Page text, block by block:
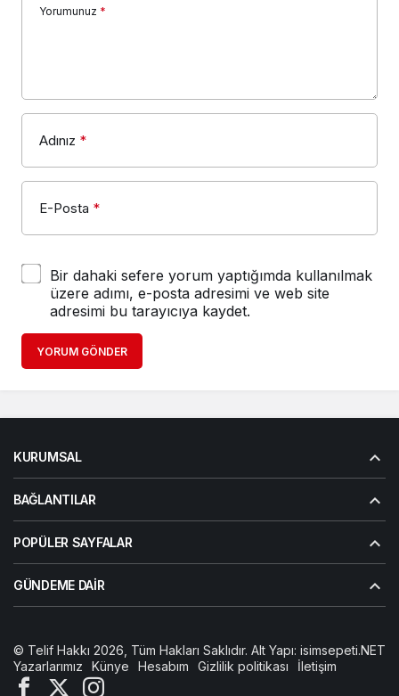
Yorumunuz *
Adınız *
E-Posta *
Bir dahaki sefere yorum yaptığımda kullanılmak
üzere adımı, e-posta adresimi ve web site
adresimi bu tarayıcıya kaydet.
YORUM GÖNDER
KURUMSAL
BAĞLANTILAR
POPÜLER SAYFALAR
GÜNDEME DAIR
© Telif Hakkı 2026, Tüm Hakları Saklıdır. Alt Yapı: isimsepeti.NET
Yazarlarımız
Künye Hesabım Gizlilik politikası İletişim